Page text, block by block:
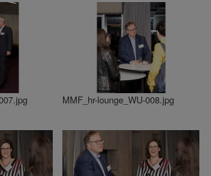
MMF_hr-lounge_WU-008.jpg